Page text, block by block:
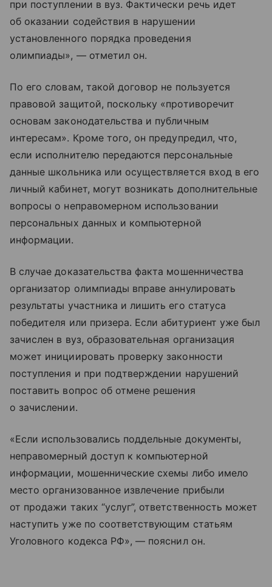
при поступлении в вуз. Фактически речь идет
об оказании содействия в нарушении
установленного порядка проведения
олимпиады», — отметил он.
По его словам, такой договор не пользуется
правовой защитой, поскольку «противоречит
основам законодательства и публичным
интересам». Кроме того, он предупредил, что,
если исполнителю передаются персональные
данные школьника или осуществляется вход в его
личный кабинет, могут возникать дополнительные
вопросы о неправомерном использовании
персональных данных и компьютерной
информации.
В случае доказательства факта мошенничества
организатор олимпиады вправе аннулировать
результаты участника и лишить его статуса
победителя или призера. Если абитуриент уже был
зачислен в вуз, образовательная организация
может инициировать проверку законности
поступления и при подтверждении нарушений
поставить вопрос об отмене решения
о зачислении.
«Если использовались поддельные документы,
неправомерный доступ к компьютерной
информации, мошеннические схемы либо имело
место организованное извлечение прибыли
от продажи таких “услуг”, ответственность может
наступить уже по соответствующим статьям
Уголовного кодекса РФ», — пояснил он.